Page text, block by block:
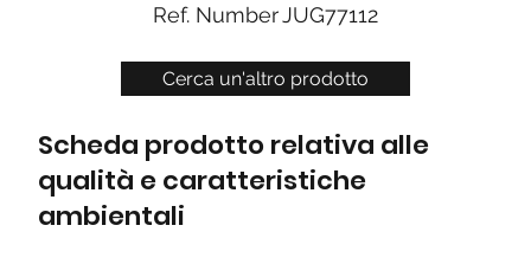
Cerca un'altro prodotto
Ref. NumberJUG77112
Scheda prodotto relativa alle
qualità e caratteristiche
ambientali